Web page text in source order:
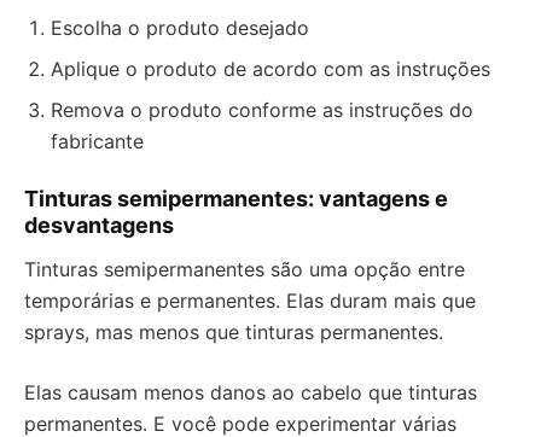
Escolha o produto desejado
Aplique o produto de acordo com as instruções
Remova o produto conforme as instruções do
fabricante
Tinturas semipermanentes: vantagens e
desvantagens
Tinturas semipermanentes são uma opção entre
temporárias e permanentes. Elas duram mais que
sprays, mas menos que tinturas permanentes.
Elas causam menos danos ao cabelo que tinturas
permanentes. E você pode experimentar várias